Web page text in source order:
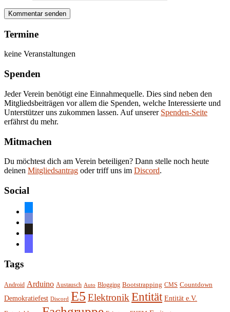
Termine
keine Veranstaltungen
Spenden
Jeder Verein benötigt eine Einnahmequelle. Dies sind neben den
Mitgliedsbeiträgen vor allem die Spenden, welche Interessierte und
Unterstützer uns zukommen lassen. Auf unserer Spenden-Seite
erfährst du mehr.
Mitmachen
Du möchtest dich am Verein beteiligen? Dann stelle noch heute
deinen Mitgliedsantrag oder triff uns im Discord.
Social
Tags
Android Arduino Austausch Auto Blogging Bootstrapping CMS Countdown
Demokratiefest Discord E5 Elektronik Entität Entität e.V.